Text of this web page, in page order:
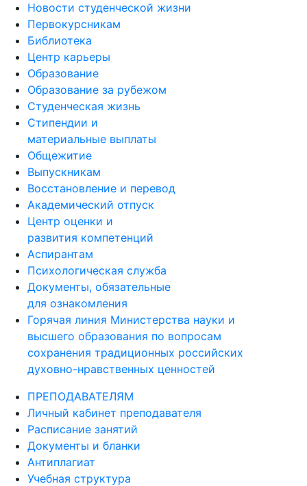
Новости студенческой жизни
Первокурсникам
Библиотека
Центр карьеры
Образование
Образование за рубежом
Студенческая жизнь
Стипендии и
материальные выплаты
Общежитие
Выпускникам
Восстановление и перевод
Академический отпуск
Центр оценки и
развития компетенций
Аспирантам
Психологическая служба
Документы, обязательные
для ознакомления
Горячая линия Министерства науки и
высшего образования по вопросам
сохранения традиционных российских
духовно-нравственных ценностей
ПРЕПОДАВАТЕЛЯМ
Личный кабинет преподавателя
Расписание занятий
Документы и бланки
Антиплагиат
Учебная структура